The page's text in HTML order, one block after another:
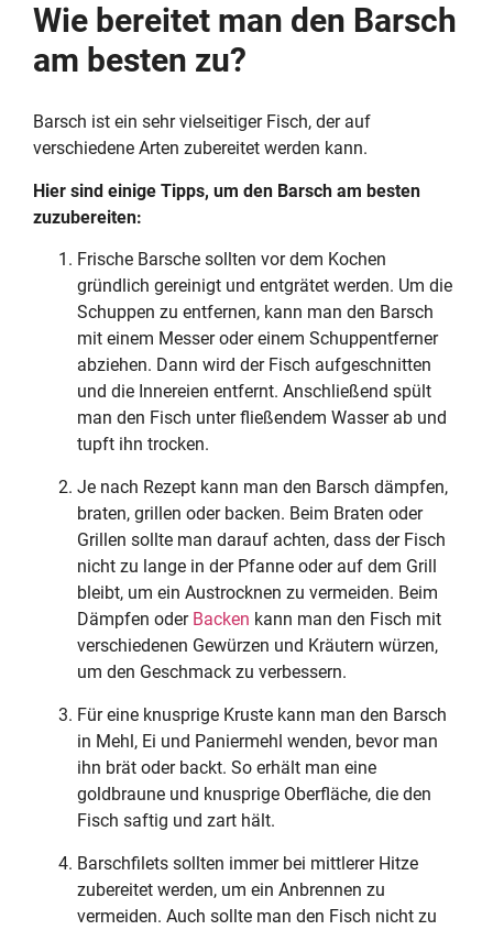
Wie bereitet man den Barsch
am besten zu?
Barsch ist ein sehr vielseitiger Fisch, der auf
verschiedene Arten zubereitet werden kann.
Hier sind einige Tipps, um den Barsch am besten
zuzubereiten:
Frische Barsche sollten vor dem Kochen
gründlich gereinigt und entgrätet werden. Um die
Schuppen zu entfernen, kann man den Barsch
mit einem Messer oder einem Schuppentferner
abziehen. Dann wird der Fisch aufgeschnitten
und die Innereien entfernt. Anschließend spült
man den Fisch unter fließendem Wasser ab und
tupft ihn trocken.
Je nach Rezept kann man den Barsch dämpfen,
braten, grillen oder backen. Beim Braten oder
Grillen sollte man darauf achten, dass der Fisch
nicht zu lange in der Pfanne oder auf dem Grill
bleibt, um ein Austrocknen zu vermeiden. Beim
Dämpfen oder Backen kann man den Fisch mit
verschiedenen Gewürzen und Kräutern würzen,
um den Geschmack zu verbessern.
Für eine knusprige Kruste kann man den Barsch
in Mehl, Ei und Paniermehl wenden, bevor man
ihn brät oder backt. So erhält man eine
goldbraune und knusprige Oberfläche, die den
Fisch saftig und zart hält.
Barschfilets sollten immer bei mittlerer Hitze
zubereitet werden, um ein Anbrennen zu
vermeiden. Auch sollte man den Fisch nicht zu